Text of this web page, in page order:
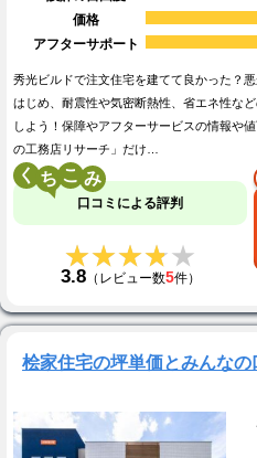
価格
アフターサポート
秀光ビルドで注文住宅を建てて良かった？
はじめ、耐震性や気密断熱性、省エネ性な
しよう！保障やアフターサービスの情報や
の工務店リサーチ」だけ…
く こ
口コミによる評判
★★★★★
★★★★★
3.8（レビュー数5件）
桧家住宅の坪単価とみんなの